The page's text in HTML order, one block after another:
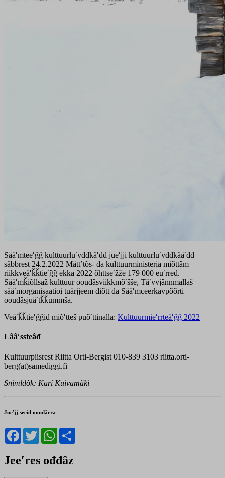
Sääʹmteeʹǧǧ kulttuurluʹvddkåʹdd jueʹjji kulttuurluʹvddkååʹdd
såbbrest 24.2.2022 Mättʼtõs- da kulttuurministeria miõttâm
riikkveäʹǩǩtieʹǧǧ ekka 2022 õhttseʹžže 179 000 euʹrred.
Sääʹmǩiõllsaž kulttuur ooudâsviikkmõʹšše, Tâʹvvjânnmallaš
sääʹmorganisaatioi tuärjjeem diõtt da Sääʹmceerkavpõõrti
ooudâsjuäʹtǩǩummša.
Veäʹǩǩtieʹǧǧid miõʹtteš puõʹttinalla: Kulttuurmieʹrrteäʹǧǧ 2022
Lââʹssteâđ
Kulttuurpiisrest Riitta Orti-Bergist 010-839 3103 riitta.orti-
berg(at)samediggi.fi
Snimldõk: Kari Kuivamäki
Jueʹjj seeid ooudårra
Facebook
TwitterWhatsApp
Jeeʹres ođđâz